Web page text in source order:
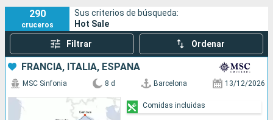
290
cruceros
Sus criterios de búsqueda:
Hot Sale
Filtrar Ordenar
FRANCIA, ITALIA, ESPAÑA
MSC Sinfonia 8 d Barcelona 13/12/2026
Comidas incluidas